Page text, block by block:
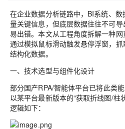
在企业数据分析链路中，BI系统、
量关键信息，但底层数据往往不可
易出错。本文从工程角度拆解一种网
通过模拟鼠标滑动触发悬停浮窗，
结构化数据。
一、技术选型与组件化设计
部分国产RPA/智能体平台已将此类
以某平台最新版本的“获取折线图/柱
逻辑如下：